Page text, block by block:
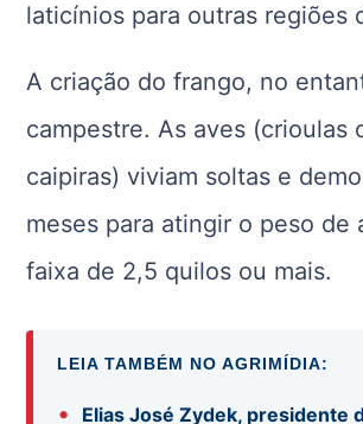
laticínios para outras regiões
A criação do frango, no
campestre. As aves (crioulas
caipiras) viviam soltas e
meses para atingir o peso de
faixa de 2,5 quilos ou mais.
LEIA TAMBÉM NO AGRIMÍDIA:
• Elias José Zydek, presidente